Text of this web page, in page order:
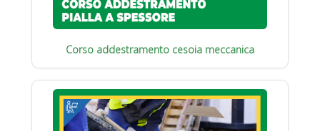
Corso addestramento cesoia meccanica